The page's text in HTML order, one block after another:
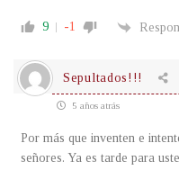
9 -1
Sepultados!!!
5 años atrás
Por más que inventen e
señores. Ya es tarde para